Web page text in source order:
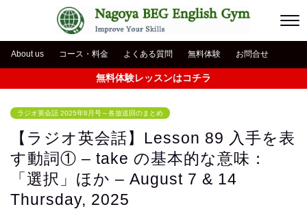
About us コース・料金 よくある質問 無料体験 お問合せ
無料体験レッスンはコチラ
ラジオ英会話 2025年8月号～各放送回のまとめ
【ラジオ英会話】Lesson 89 入手を表
す動詞① – take の基本的な意味：
「選択」ほか – August 7 & 14
Thursday, 2025